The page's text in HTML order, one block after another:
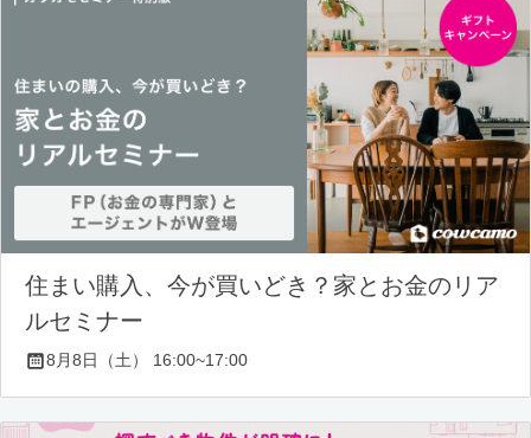
住まい購入、今が買いどき？家とお金のリア
ルセミナー
8月8日（土） 16:00~17:00